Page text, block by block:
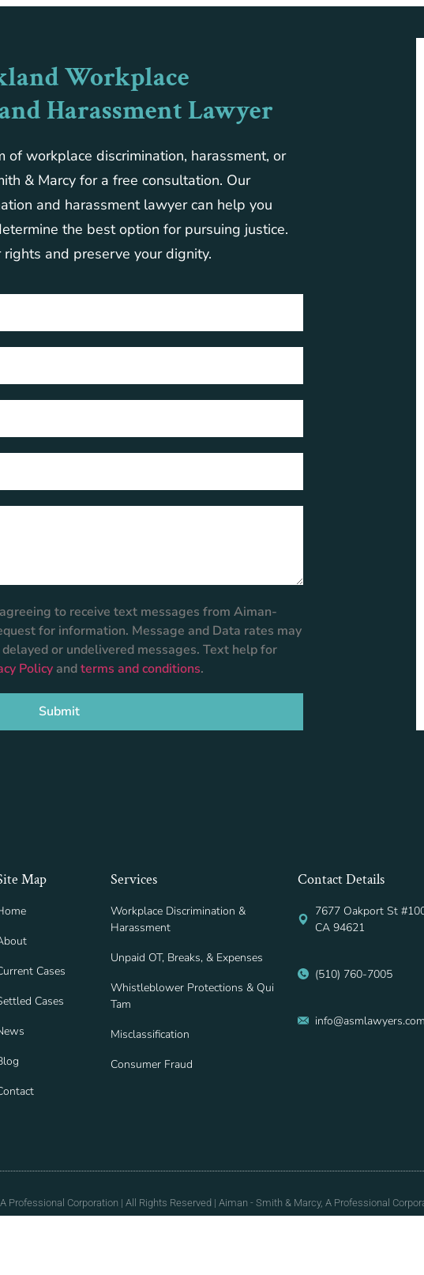
Workplace
Harassment Lawyer
of workplace discrimination, harassment, or
& Marcy for a free consultation. Our
and harassment lawyer can help you
the best option for pursuing justice.
and preserve your dignity.
to receive text messages from Aiman-
for information. Message and Data rates may
or undelivered messages. Text help for
Policy andterms and conditions.
Submit
Map
Cases
Cases
Services
Workplace Discrimination &
Harassment
Unpaid OT, Breaks, & Expenses
Whistleblower Protections & Qui
Tam
Misclassification
Consumer Fraud
Contact Details
7677 Oakport St
CA 94621
(510) 760-7005
info@asmlawyers.com
Professional Corporation | All Rights Reserved | Aiman - Smith & Marcy, A Professional